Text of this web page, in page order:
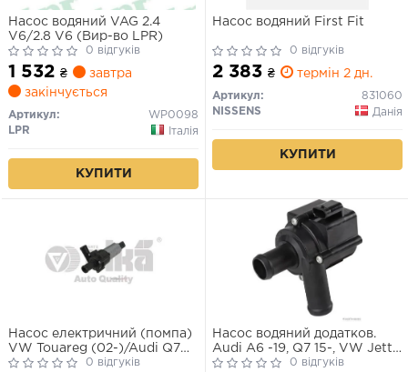
Насос водяний VAG 2.4
V6/2.8 V6 (Вир-во LPR)
0 відгуків
1 532 ₴
завтра
закінчується
Артикул:
WP0098
LPR
Італія
КУПИТИ
Насос водяний First Fit
0 відгуків
2 383 ₴ термін 2 дн.
Артикул:
831060
NISSENS
Данія
КУПИТИ
Насос електричний (помпа)
VW Touareg (02-)/Audi Q7
(06-)/Porsche Cayenne (02-)
0 відгуків
Насос водяний додатков.
Audi A6 -19, Q7 15-, VW Jetta
4 -19 (вир-во Elparts)
0 відгуків